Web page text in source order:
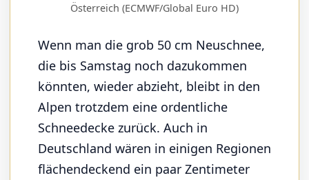
Österreich (ECMWF/Global Euro HD)
Wenn man die grob 50 cm Neuschnee,
die bis Samstag noch dazukommen
könnten, wieder abzieht, bleibt in den
Alpen trotzdem eine ordentliche
Schneedecke zurück. Auch in
Deutschland wären in einigen Regionen
flächendeckend ein paar Zentimeter